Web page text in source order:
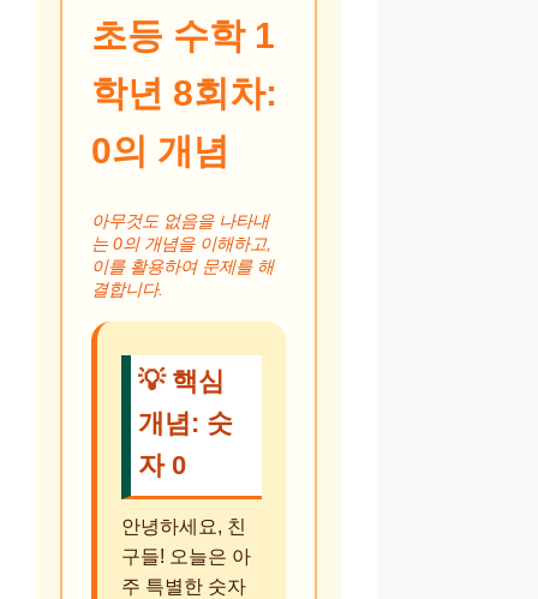
초등 수학 1
학년 8회차:
0의 개념
아무것도 없음을 나타내
는 0의 개념을 이해하고,
이를 활용하여 문제를 해
결합니다.
💡 핵심
개념: 숫
자 0
안녕하세요, 친
구들! 오늘은 아
주 특별한 숫자